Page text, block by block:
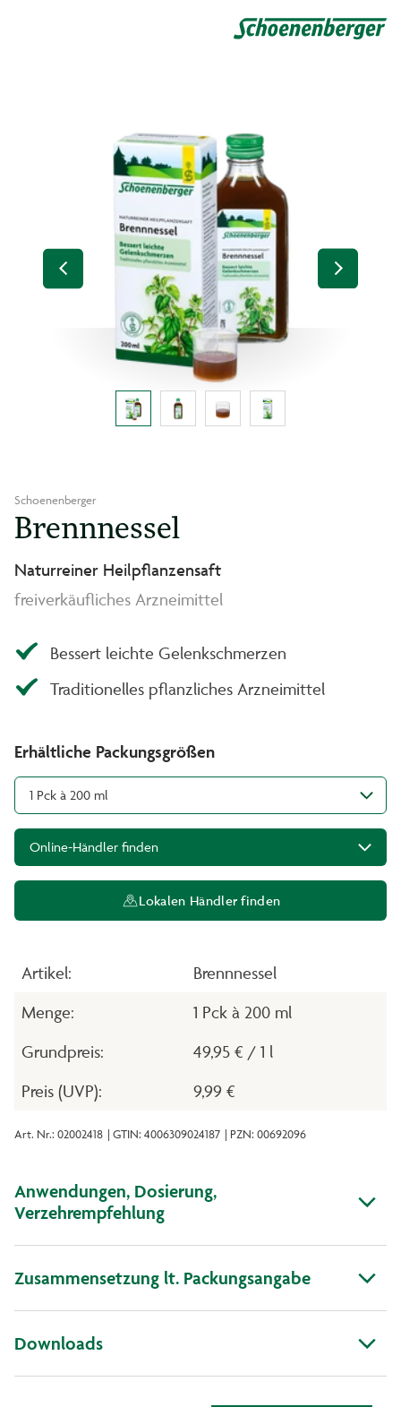
Schoenenberger
Brennnessel
Naturreiner Heilpflanzensaft
freiverkäufliches Arzneimittel
Bessert leichte Gelenkschmerzen
Traditionelles pflanzliches Arzneimittel
Erhältliche Packungsgrößen
1 Pck à 200 ml
Online-Händler finden
Lokalen Händler finden
Artikel:
Brennnessel
Menge:
1 Pck à 200 ml
Grundpreis:
49,95 € / 1 l
Preis (UVP):
9,99 €
Art. Nr.: 02002418 | GTIN: 4006309024187 | PZN: 00692096
Anwendungen, Dosierung,
Verzehrempfehlung
Zusammensetzung lt. Packungsangabe
Downloads